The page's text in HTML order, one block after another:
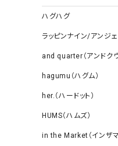
ハグハグ
ラッピンナイン/アンジ
and quarter（アンドクウ
hagumu（ハグム）
her.（ハードット）
HUMS（ハムズ）
in the Market（インザマ